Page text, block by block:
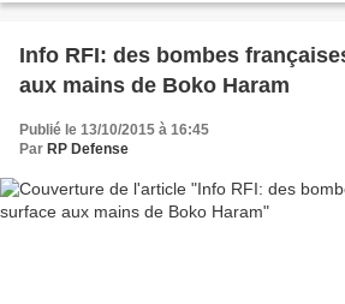
Info RFI: des bombes
aux mains de Boko Haram
Publié le 13/10/2015 à 16:45
Par RP Defense